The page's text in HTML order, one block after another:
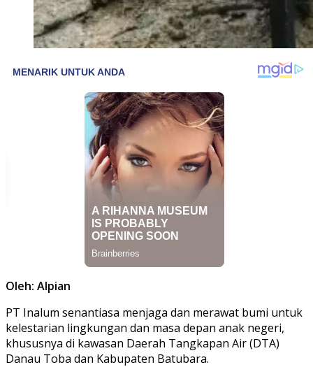
Oleh: Alpian
PT Inalum senantiasa menjaga dan merawat bumi untuk
kelestarian lingkungan dan masa depan anak negeri,
khususnya di kawasan Daerah Tangkapan Air (DTA)
Danau Toba dan Kabupaten Batubara.